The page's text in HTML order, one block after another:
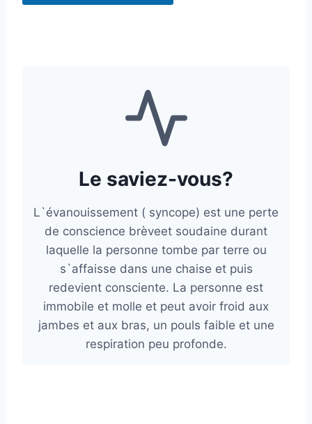
Le saviez-vous?
L`évanouissement ( syncope) est une perte
de conscience brèveet soudaine durant
laquelle la personne tombe par terre ou
s`affaisse dans une chaise et puis
redevient consciente. La personne est
immobile et molle et peut avoir froid aux
jambes et aux bras, un pouls faible et une
respiration peu profonde.